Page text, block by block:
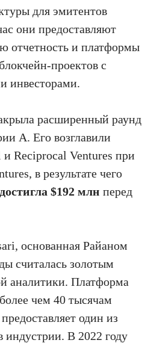
для эмитентов
они предоставляют
отчетность и платформы
проектов с
инвесторами.
расширенный раунд
A. Его возглавили
Reciprocal Ventures при
в результате чего
$192 млн перед
основанная Райаном
считалась золотым
аналитики. Платформа
чем 40 тысячам
один из
В 2022 году